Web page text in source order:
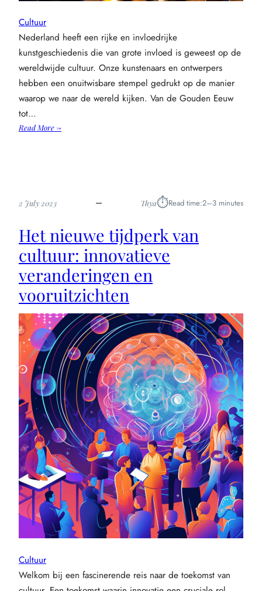
Cultuur
Nederland heeft een rijke en invloedrijke
kunstgeschiedenis die van grote invloed is geweest op de
wereldwijde cultuur. Onze kunstenaars en ontwerpers
hebben een onuitwisbare stempel gedrukt op de manier
waarop we naar de wereld kijken. Van de Gouden Eeuw
tot…
Read More →:
2 July 2023 Thya⏱︎Read time:2–3 minutes
Het nieuwe tijdperk van
cultuur: innovatieve
veranderingen en
vooruitzichten
Cultuur
Welkom bij een fascinerende reis naar de toekomst van